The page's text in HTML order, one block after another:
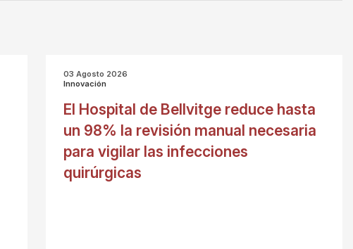
03 Agosto 2026
Innovación
El Hospital de Bellvitge reduce hasta
un 98% la revisión manual necesaria
para vigilar las infecciones
quirúrgicas